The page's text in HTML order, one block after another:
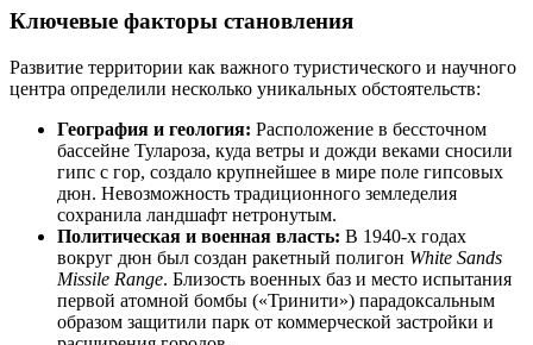
Ключевые факторы становления
Развитие территории как важного туристического и научного
центра определили несколько уникальных обстоятельств:
География и геология: Расположение в бессточном
бассейне Тулароза, куда ветры и дожди веками сносили
гипс с гор, создало крупнейшее в мире поле гипсовых
дюн. Невозможность традиционного земледелия
сохранила ландшафт нетронутым.
Политическая и военная власть: В 1940-х годах
вокруг дюн был создан ракетный полигон White Sands
Missile Range. Близость военных баз и место испытания
первой атомной бомбы («Тринити») парадоксальным
образом защитили парк от коммерческой застройки и